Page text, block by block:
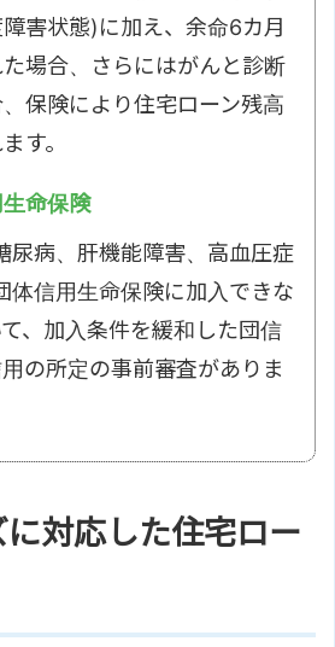
害状態)に加え、余命6カ月
場合、さらにはがんと診断
保険により住宅ローン残高
す。
命保険
尿病、肝機能障害、高血圧症
体信用生命保険に加入できな
、加入条件を緩和した団信
の所定の事前審査がありま
対応した住宅ロー